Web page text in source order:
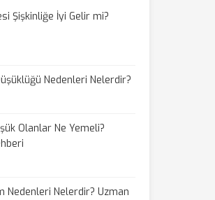
Şişkinliğe İyi Gelir mi?
Nedenleri Nelerdir?
Olanlar Ne Yemeli?
Nedenleri Nelerdir? Uzman